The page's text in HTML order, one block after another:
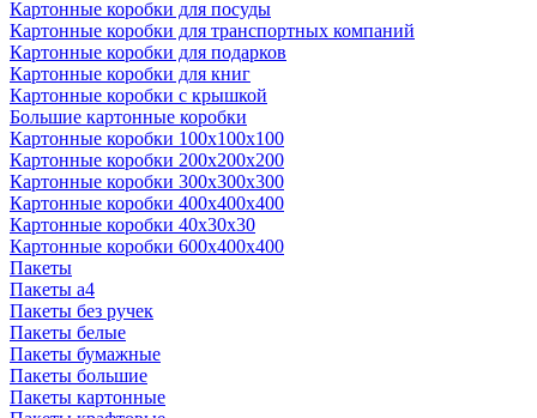
Картонные коробки для посуды
Картонные коробки для транспортных компаний
Картонные коробки для подарков
Картонные коробки для книг
Картонные коробки с крышкой
Большие картонные коробки
Картонные коробки 100x100x100
Картонные коробки 200x200x200
Картонные коробки 300x300x300
Картонные коробки 400x400x400
Картонные коробки 40x30x30
Картонные коробки 600x400x400
Пакеты
Пакеты а4
Пакеты без ручек
Пакеты белые
Пакеты бумажные
Пакеты большие
Пакеты картонные